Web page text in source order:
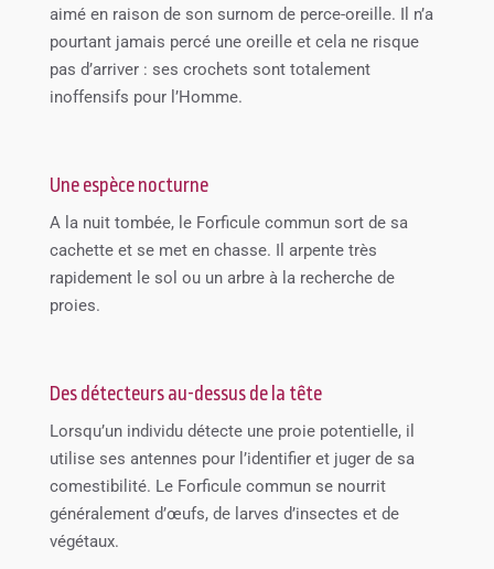
aimé en raison de son surnom de perce-oreille. Il n’a
pourtant jamais percé une oreille et cela ne risque
pas d’arriver : ses crochets sont totalement
inoffensifs pour l’Homme.
Une espèce nocturne
A la nuit tombée, le Forficule commun sort de sa
cachette et se met en chasse. Il arpente très
rapidement le sol ou un arbre à la recherche de
proies.
Des détecteurs au-dessus de la tête
Lorsqu’un individu détecte une proie potentielle, il
utilise ses antennes pour l’identifier et juger de sa
comestibilité. Le Forficule commun se nourrit
généralement d’œufs, de larves d’insectes et de
végétaux.